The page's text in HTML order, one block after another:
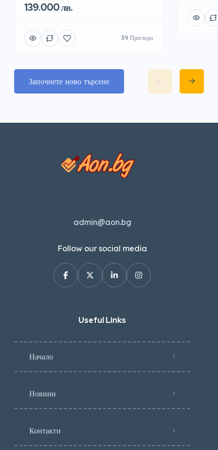
139.000 лв.
39 Прегледи
Започнете ново търсене
admin@aon.bg
Follow our social media
Useful Links
Начало
Новини
Контакти